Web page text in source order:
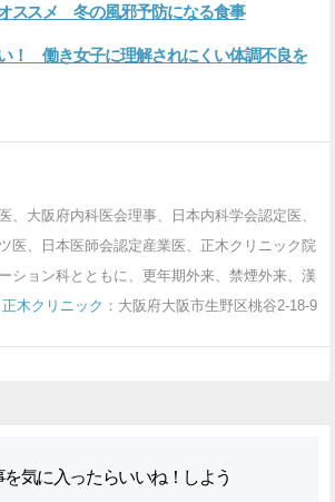
ススメ 冬の風邪予防になる食事
！ 働き女子に理解されにくい体調不良を
、大阪府内科医会理事、日本内科学会認定医、
医、日本医師会認定産業医、正木クリニック院
ション科とともに、更年期外来、禁煙外来、漢
正木クリニック ：大阪府大阪市生野区桃谷2-18-9
を気に入ったらいいね！しよう